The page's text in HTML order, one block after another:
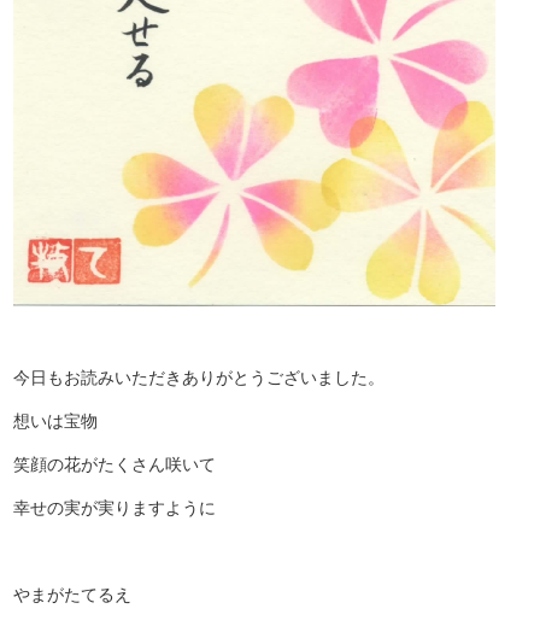
今日もお読みいただきありがとうございました。
想いは宝物
笑顔の花がたくさん咲いて
幸せの実が実りますように
やまがたてるえ